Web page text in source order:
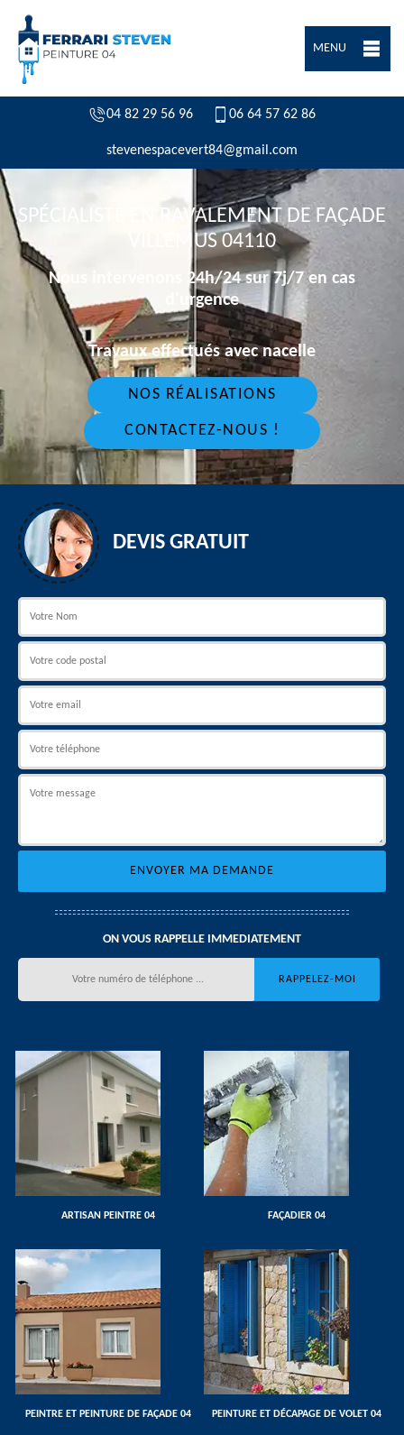
MENU
04 82 29 56 96 06 64 57 62 86
stevenespacevert84@gmail.com
SPÉCIALISTE EN RAVALEMENT DE FAÇADE
VILLEMUS 04110
Nous intervenons 24h/24 sur 7j/7 en cas
d'urgence
Travaux effectués avec nacelle
NOS RÉALISATIONS
CONTACTEZ-NOUS !
DEVIS GRATUIT
ON VOUS RAPPELLE IMMEDIATEMENT
ARTISAN PEINTRE 04 FAÇADIER 04
PEINTRE ET PEINTURE DE FAÇADE 04 PEINTURE ET DÉCAPAGE DE VOLET 04